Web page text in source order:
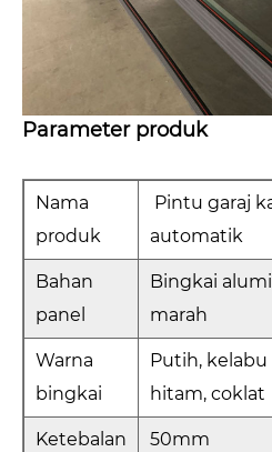
Parameter produk
Nama
produk
Pintu garaj
automatik
Bahan
panel
Bingkai
marah
Warna
bingkai
Putih, kelabu
hitam, coklat
Ketebalan 50mm